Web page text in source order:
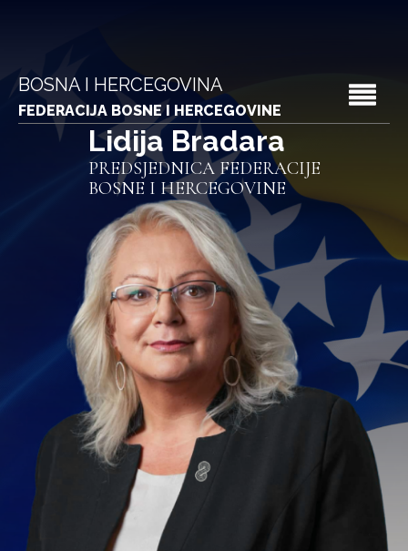
BOSNA I HERCEGOVINA
FEDERACIJA BOSNE I HERCEGOVINE
Lidija Bradara
PREDSJEDNICA FEDERACIJE
BOSNE I HERCEGOVINE